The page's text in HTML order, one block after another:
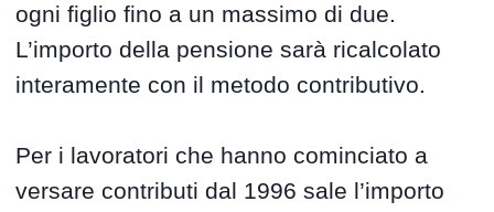
ogni figlio fino a un massimo di due.
L’importo della pensione sarà ricalcolato
interamente con il metodo contributivo.
Per i lavoratori che hanno cominciato a
versare contributi dal 1996 sale l’importo